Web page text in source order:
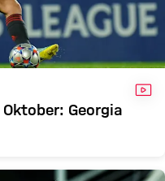
Georgia